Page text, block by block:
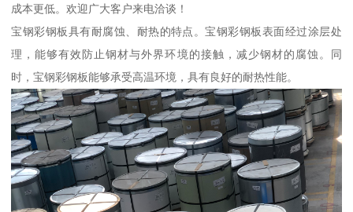
成本更低。欢迎广大客户来电洽谈！
宝钢彩钢板具有耐腐蚀、耐热的特点。宝钢彩钢板表面经过涂层处
理，能够有效防止钢材与外界环境的接触，减少钢材的腐蚀。同
时，宝钢彩钢板能够承受高温环境，具有良好的耐热性能。